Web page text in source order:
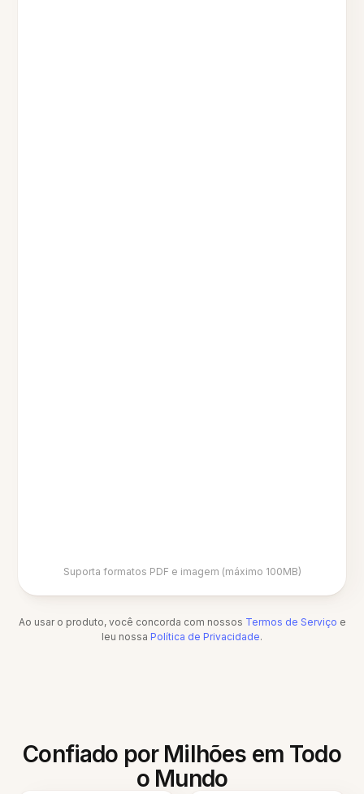
Suporta formatos PDF e imagem (máximo 100MB)
Ao usar o produto, você concorda com nossos Termos de Serviço e
leu nossa Política de Privacidade.
Confiado por Milhões em Todo
o Mundo